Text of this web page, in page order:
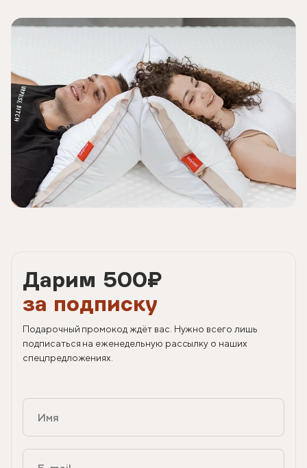
Дарим 500₽
за подписку
Подарочный промокод ждёт вас. Нужно всего лишь
подписаться на еженедельную рассылку о наших
спецпредложениях.